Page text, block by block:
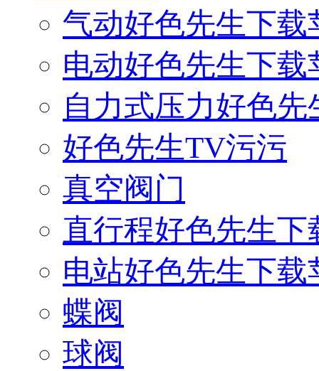
气动好色先生下
电动好色先生下
自力式压力好色
好色先生TV污污
真空阀门
直行程好色先生
电站好色先生下
蝶阀
球阀